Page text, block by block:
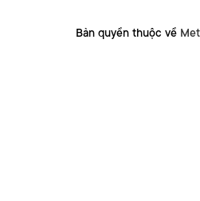
Bản quyền thuộc về